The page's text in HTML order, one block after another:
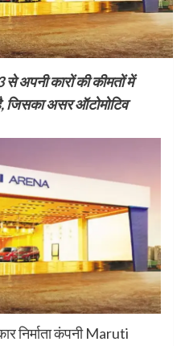
कारों की कीमतों में
जिसका असर ऑटोमोटिव
निर्माता कंपनी Maruti